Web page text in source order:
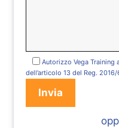
Autorizzo Vega Training
dell’articolo 13 del Reg. 2016/